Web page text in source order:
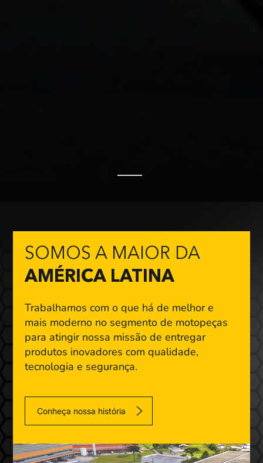
SOMOS A MAIOR DA
AMÉRICA LATINA
Trabalhamos com o que há de melhor e
mais moderno no segmento de motopeças
para atingir nossa missão de entregar
produtos inovadores com qualidade,
tecnologia e segurança.
Conheça nossa história